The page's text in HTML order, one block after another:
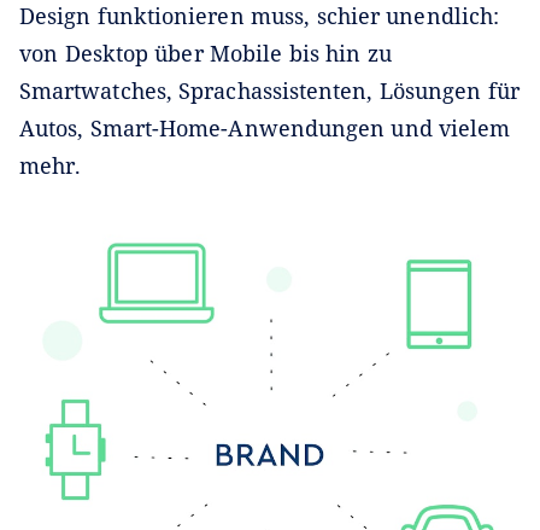
Design funktionieren muss, schier unendlich:
von Desktop über Mobile bis hin zu
Smartwatches, Sprachassistenten, Lösungen für
Autos, Smart-Home-Anwendungen und vielem
mehr.